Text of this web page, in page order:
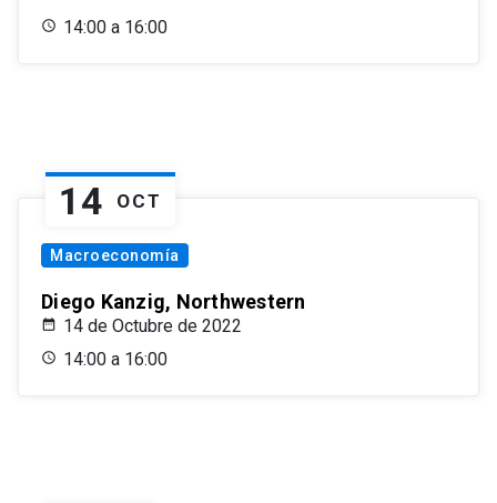
14:00 a 16:00
14 OCT
Macroeconomía
Diego Kanzig, Northwestern
14 de Octubre de 2022
14:00 a 16:00